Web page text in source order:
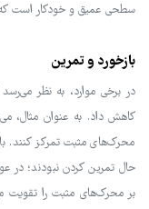
سطحی عمیق و خودکار است
بازخورد و تمرین
در برخی موارد، به نظر
کاهش داد. به عنوان مثال،
محرک‌های مثبت تمرکز کنند.
حال تمرین کردن نبودند؛ در
بر محرک‌های مثبت را تقویت